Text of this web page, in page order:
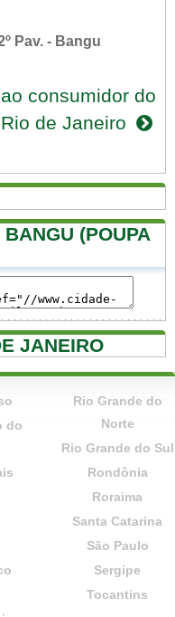
Pav. - Bangu
consumidor do
Rio de Janeiro
(POUPA
JANEIRO
do
Rio Grande do
Norte
Rio Grande do Sul
Rondônia
Roraima
Santa Catarina
São Paulo
Sergipe
Tocantins